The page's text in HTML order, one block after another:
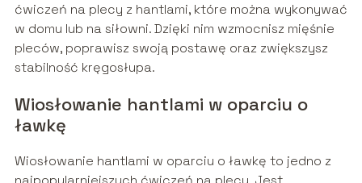
ćwiczeń na plecy z hantlami, które można wykonywać
w domu lub na siłowni. Dzięki nim wzmocnisz mięśnie
pleców, poprawisz swoją postawę oraz zwiększysz
stabilność kręgosłupa.
Wiosłowanie hantlami w oparciu o
ławkę
Wiosłowanie hantlami w oparciu o ławkę to jedno z